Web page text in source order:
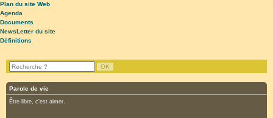
Plan du site Web
Agenda
Documents
NewsLetter du site
Définitions
Parole de vie
Être libre, c’est aimer.